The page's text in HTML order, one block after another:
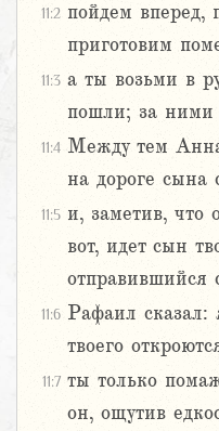
11:2 пойдем
приготовим
11:3 а ты возьми в
пошли; за ними
11:4 Между тем
на дороге сына
11:5 и, заметив, что
вот, идет сын
отправившийся
11:6 Рафаил сказал:
твоего
11:7 ты только
он, ощутив